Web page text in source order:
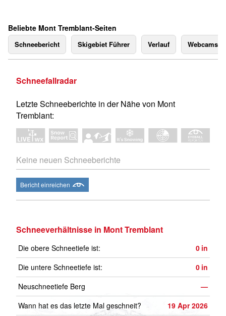
Beliebte Mont Tremblant-Seiten
Schneebericht Skigebiet Führer Verlauf Webcams
Schneefallradar
Letzte Schneeberichte in der Nähe von Mont
Tremblant:
Keine neuen Schneeberichte
Bericht einreichen
Schneeverhältnisse in Mont Tremblant
Die obere Schneetiefe ist: 0 in
Die untere Schneetiefe ist:
0 in
Neuschneetiefe Berg
—
Wann hat es das letzte Mal geschneit?
19 Apr 2026